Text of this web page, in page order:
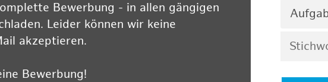
Bewerbung - in allen gängigen
Leider können wir keine
akzeptieren.
Bewerbung!